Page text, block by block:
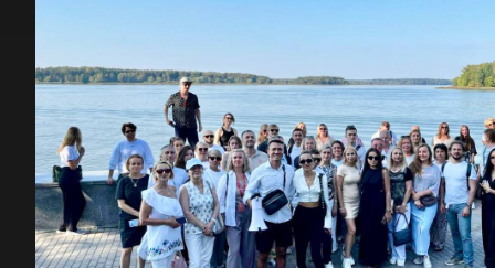
Формат: онлайн и офлайн
Длительность: 3 месяца